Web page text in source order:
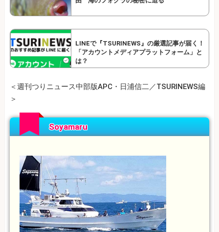
LINEで『TSURINEWS』の厳選記事が届く！
「アカウントメディアプラットフォーム」と
は？
＜週刊つりニュース中部版APC・日浦信二／TSURINEWS編
＞
Soyamaru